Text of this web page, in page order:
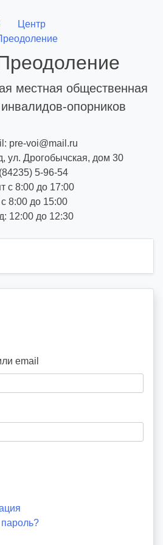
местная общественная
опорников
pre-voi@mail.ru
ул. Дрогобычская, дом 30
5-96-54
с 8:00 до 17:00
8:00 до 15:00
12:00 до 12:30
email